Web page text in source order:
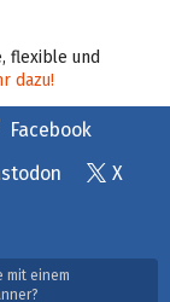
flexible und
dazu!
Facebook
X
mit einem